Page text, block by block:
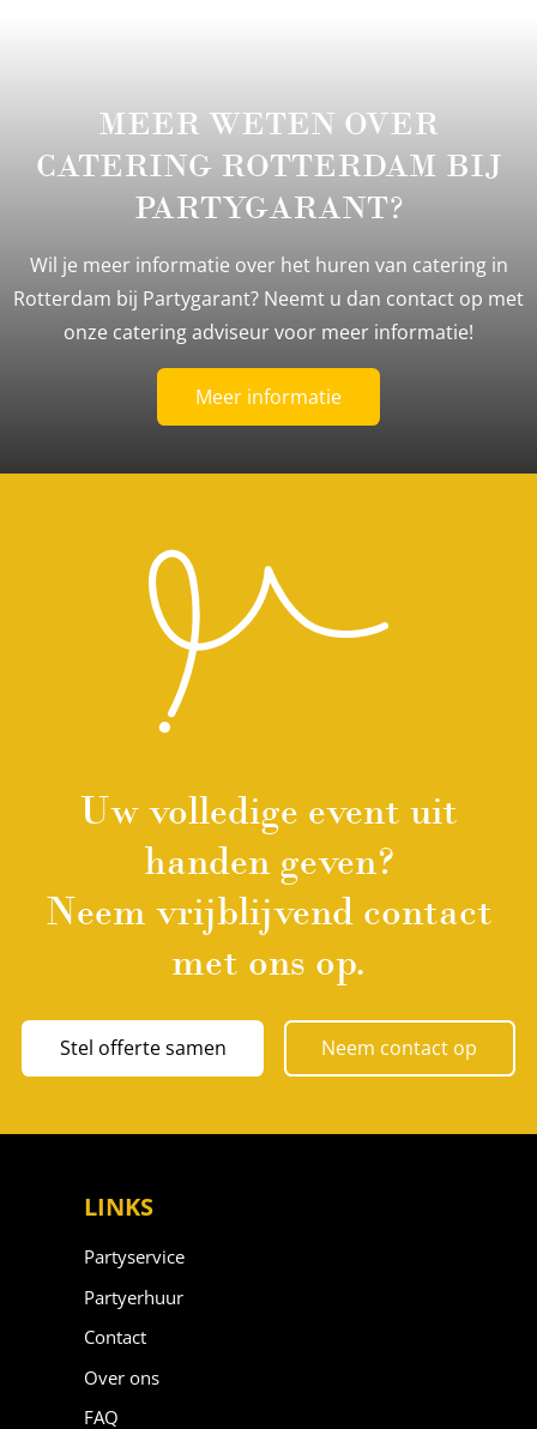
MEER WETEN OVER
CATERING ROTTERDAM BIJ
PARTYGARANT?
Wil je meer informatie over het huren van catering in
Rotterdam bij Partygarant? Neemt u dan contact op met
onze catering adviseur voor meer informatie!
Meer informatie
Uw volledige event uit
handen geven?
Neem vrijblijvend contact
met ons op.
Stel offerte samen Neem contact op
LINKS
Partyservice
Partyerhuur
Contact
Over ons
FAQ